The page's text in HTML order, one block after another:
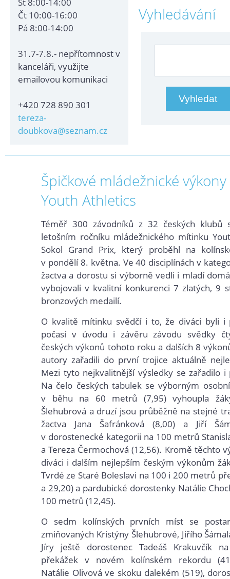
Čt 10:00-16:00
Pá 8:00-14:00
31.7-7.8.- nepřítomnost v
kanceláři, využijte
emailovou komunikaci
+420 728 890 301
tereza-
doubkova@seznam.cz
Vyhledávání
Špičkové mládežnické
Youth Athletics
Téměř 300 závodníků z 32 českých klubů
letošním ročníku mládežnického mítinku
Sokol Grand Prix, který proběhl na
v pondělí 8. května. Ve 40 disciplínách v
žactva a dorostu si výborně vedli i mladí
vybojovali v kvalitní konkurenci 7 zlatých, 9
bronzových medailí.
O kvalitě mítinku svědčí i to, že diváci byli i
počasí v úvodu i závěru závodu svědky
českých výkonů tohoto roku a dalších 8
autory zařadili do první trojice aktuálně
Mezi tyto nejkvalitnější výsledky se zařadilo i
Na čelo českých tabulek se výborným
v běhu na 60 metrů (7,95) vyhoupla
Šlehubrová a druzí jsou průběžně na stejné
žactva Jana Šafránková (8,00) a Jiří
v dorostenecké kategorii na 100 metrů
a Tereza Čermochová (12,56). Kromě těchto
diváci i dalším nejlepším českým výkonům
Tvrdé ze Staré Boleslavi na 100 i 200 metrů
a 29,20) a pardubické dorostenky Natálie
100 metrů (12,45).
O sedm kolínských prvních míst se
zmiňovaných Kristýny Šlehubrové, Jiřího
Jíry ještě dorostenec Tadeáš Krakuvčík
překážek v novém kolínském rekordu
Natálie Olivová ve skoku dalekém (519),